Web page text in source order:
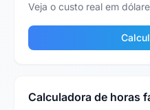
Veja o custo real em
Calculadora de horas